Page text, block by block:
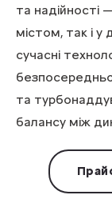
та надійності
містом, так і
сучасні
та
балансу між